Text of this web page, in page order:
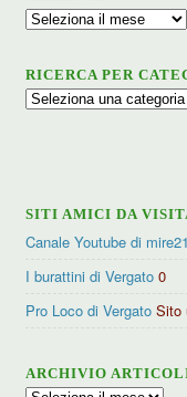
Archivio
RICERCA PER
Ricerca
SITI AMICI DA
Canale Youtube di
I burattini di Vergato 0
Pro Loco di Vergato Sito
ARCHIVIO